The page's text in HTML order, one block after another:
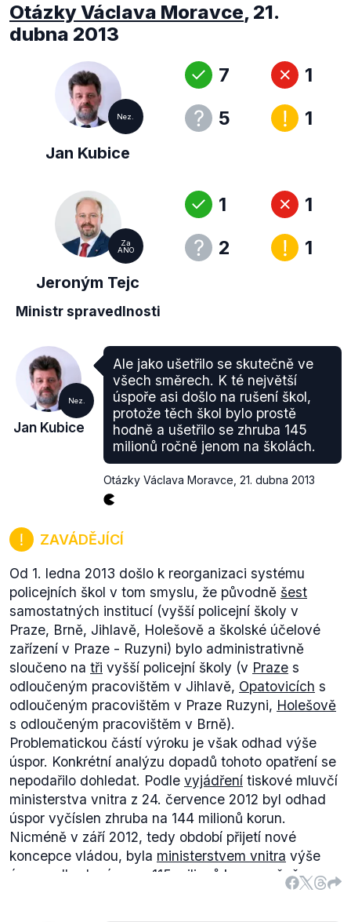
Otázky Václava Moravce, 21.
dubna 2013
Nez.
Jan Kubice
7
5
1
1
Za
ANO
Jeroným Tejc
Ministr spravedlnosti
1
2
1
1
Nez.
Jan Kubice
Ale jako ušetřilo se skutečně ve
všech směrech. K té největší
úspoře asi došlo na rušení škol,
protože těch škol bylo prostě
hodně a ušetřilo se zhruba 145
milionů ročně jenom na školách.
Otázky Václava Moravce 21. dubna 2013
ZAVÁDĚJÍCÍ
Od 1. ledna 2013 došlo k reorganizaci systému
policejních škol v tom smyslu, že původně šest
samostatných institucí (vyšší policejní školy v
Praze, Brně, Jihlavě, Holešově a školské účelové
zařízení v Praze - Ruzyni) bylo administrativně
sloučeno na tři vyšší policejní školy (v Praze s
odloučeným pracovištěm v Jihlavě, Opatovicích s
odloučeným pracovištěm v Praze Ruzyni, Holešově
s odloučeným pracovištěm v Brně).
Problematickou částí výroku je však odhad výše
úspor. Konkrétní analýzu dopadů tohoto opatření se
nepodařilo dohledat. Podle vyjádření tiskové mluvčí
ministerstva vnitra z 24. července 2012 byl odhad
úspor vyčíslen zhruba na 144 milionů korun.
Nicméně v září 2012, tedy období přijetí nové
koncepce vládou, byla ministerstvem vnitra výše
úspor odhadována na 115 milionů korun ročně.
Jelikož poslední dostupné odhady finančního